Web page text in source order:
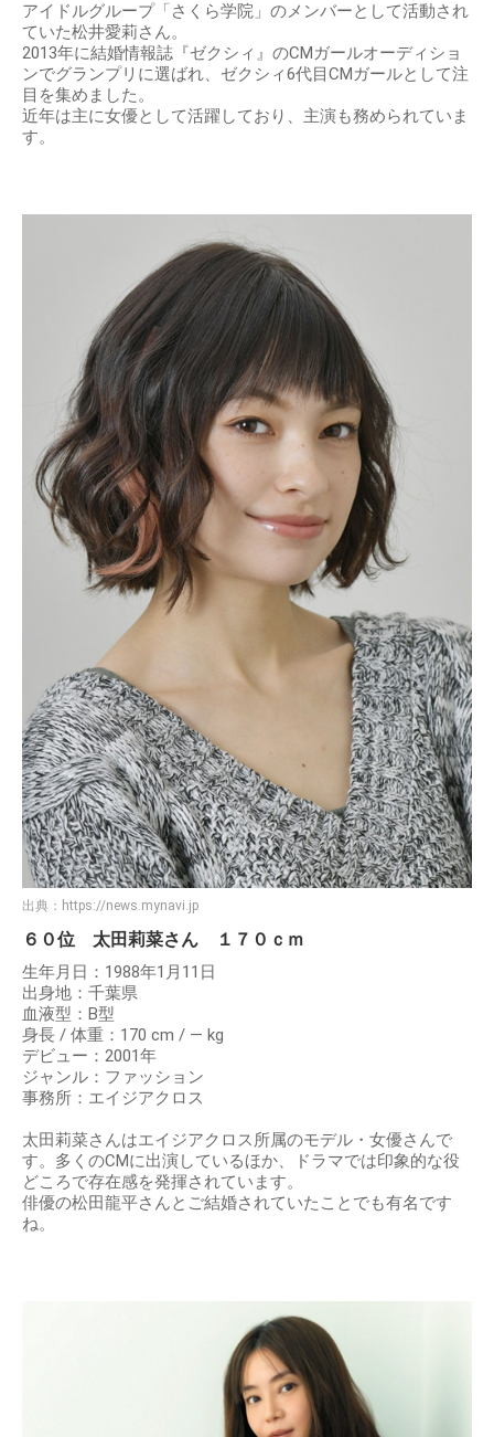
アイドルグループ「さくら学院」のメンバーとして活動され
ていた松井愛莉さん。
2013年に結婚情報誌『ゼクシィ』のCMガールオーディショ
ンでグランプリに選ばれ、ゼクシィ6代目CMガールとして注
目を集めました。
近年は主に女優として活躍しており、主演も務められていま
す。
出典： https://news.mynavi.jp
６０位 太田莉菜さん １７０ｃｍ
生年月日：1988年1月11日
出身地：千葉県
血液型：B型
身長 / 体重：170 cm / ― kg
デビュー：2001年
ジャンル：ファッション
事務所：エイジアクロス
太田莉菜さんはエイジアクロス所属のモデル・女優さんで
す。多くのCMに出演しているほか、ドラマでは印象的な役
どころで存在感を発揮されています。
俳優の松田龍平さんとご結婚されていたことでも有名です
ね。